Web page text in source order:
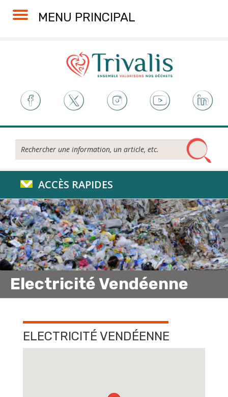
MENU PRINCIPAL
Rechercher...
ACCÈS RAPIDES
Electricité Vendéenne
ELECTRICITÉ VENDÉENNE